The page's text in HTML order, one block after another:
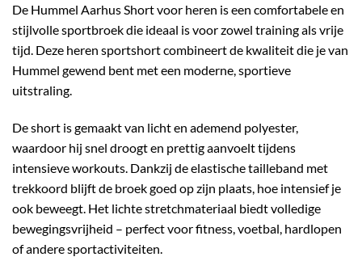
De Hummel Aarhus Shortvoor heren is een comfortabele en
stijlvollesportbroekdie ideaal is voor zowel training als vrije
tijd. Deze heren sportshortcombineert de kwaliteit die je van
Hummel gewend bent met een moderne, sportieve
uitstraling.
De short is gemaakt van licht en ademend polyester,
waardoor hij snel droogt en prettig aanvoelt tijdens
intensieve workouts. Dankzij deelastische tailleband met
trekkoord blijft de broek goed op zijn plaats, hoe intensief je
ook beweegt. Het lichte stretchmateriaal biedt volledige
bewegingsvrijheid – perfect voor fitness, voetbal, hardlopen
of andere sportactiviteiten.